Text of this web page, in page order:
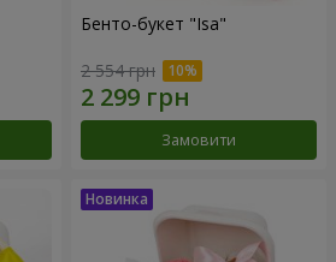
Бенто-букет "Isa"
2 554 грн
Замовити